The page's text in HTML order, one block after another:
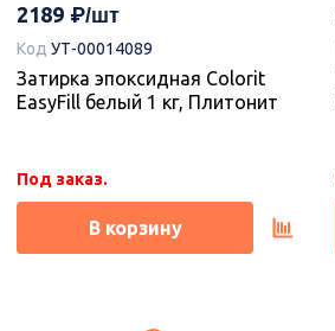
2189
Код УТ-00014089
Затирка эпоксидная Colorit
EasyFill белый 1 кг, Плитонит
Под заказ.
В корзину